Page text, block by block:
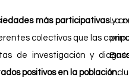
más participativasy
colectivos que las
de investigación y
positivos en la población.
La